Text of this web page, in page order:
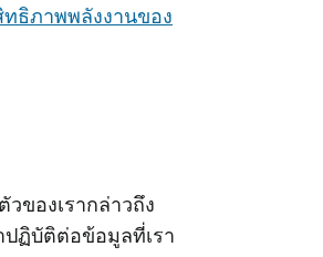
ธิภาพพลังงานของ
ของเรากล่าวถึง
ฏิบัติต่อข้อมูลที่เรา